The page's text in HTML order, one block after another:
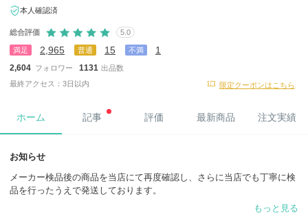
本人確認済
総合評価 5.0
満足 2,965 普通 15 不満 1
2,604 フォロワー 1131 出品数
最終アクセス：3日以内
限定クーポンはこちら
ホーム 記事 評価 最新商品 注文実績
お知らせ
メーカー検品後の商品を当店にて再度確認し、さらに当店でも丁寧に検
品を行ったうえで発送しております。
もっと見る